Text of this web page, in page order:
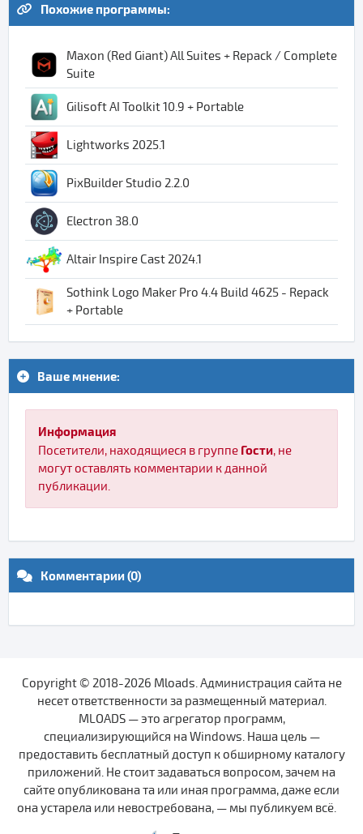
Похожие программы:
Maxon (Red Giant) All Suites + Repack / Complete
Suite
Gilisoft AI Toolkit 10.9 + Portable
Lightworks 2025.1
PixBuilder Studio 2.2.0
Electron 38.0
Altair Inspire Cast 2024.1
Sothink Logo Maker Pro 4.4 Build 4625 - Repack
+ Portable
Ваше мнение:
Информация
Посетители, находящиеся в группе Гости, не
могут оставлять комментарии к данной
публикации.
Комментарии (0)
Copyright © 2018-2026 Mloads. Администрация сайта не
несет ответственности за размещенный материал.
MLOADS — это агрегатор программ,
специализирующийся на Windows. Наша цель —
предоставить бесплатный доступ к обширному каталогу
приложений. Не стоит задаваться вопросом, зачем на
сайте опубликована та или иная программа, даже если
она устарела или невостребована, — мы публикуем всё.